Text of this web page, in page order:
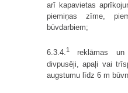
arī kapavietas
piemiņas zīme,
būvdarbiem;
6.3.4.1
reklāmas un
divpusēji, apaļi vai
augstumu līdz 6 m